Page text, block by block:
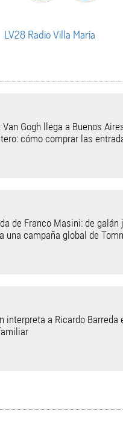
LV28 Radio Villa María
Van Gogh llega a Buenos
cómo comprar las
de Franco Masini: de
una campaña global de
interpreta a Ricardo Barreda